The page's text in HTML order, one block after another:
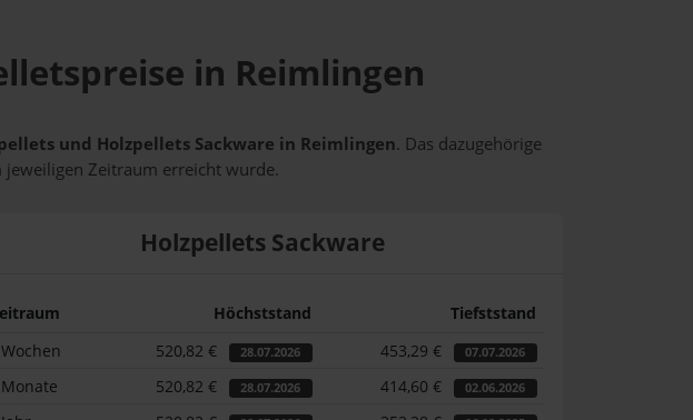
in Reimlingen
und Holzpellets Sackware in Reimlingen. Das dazugehörige
Zeitraum erreicht wurde.
Holzpellets Sackware
Höchststand
Tiefststand
520,82 € 28.07.2026 453,29 € 07.07.2026
520,82 € 28.07.2026 414,60 € 02.06.2026